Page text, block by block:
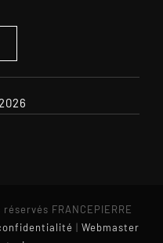
FRANCEPIERRE
| Webmaster